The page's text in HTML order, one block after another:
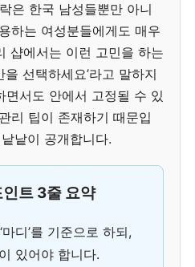
은 한국 남성들뿐만 아니
하는 여성분들에게도 매우
샵에서는 이런 고민을 하는
선택하세요’라고 말하지
면서도 안에서 고정될 수 있
리 팁이 존재하기 때문입
낱이 공개합니다.
인트 3줄 요약
디’를 기준으로 하되,
있어야 합니다.